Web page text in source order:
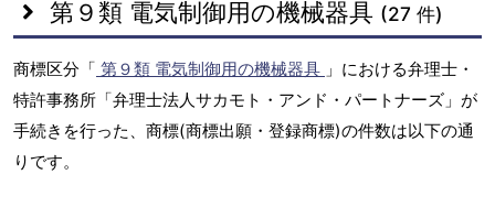
第９類 電気制御用の機械器具 (27 件)
商標区分「 第９類 電気制御用の機械器具 」における弁理士・
特許事務所「弁理士法人サカモト・アンド・パートナーズ」が
手続きを行った、商標(商標出願・登録商標)の件数は以下の通
りです。